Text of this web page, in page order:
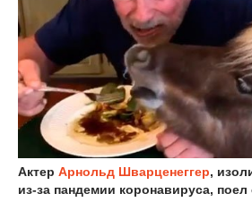
Актер Арнольд Шварценеггер,
из-за пандемии коронавируса,